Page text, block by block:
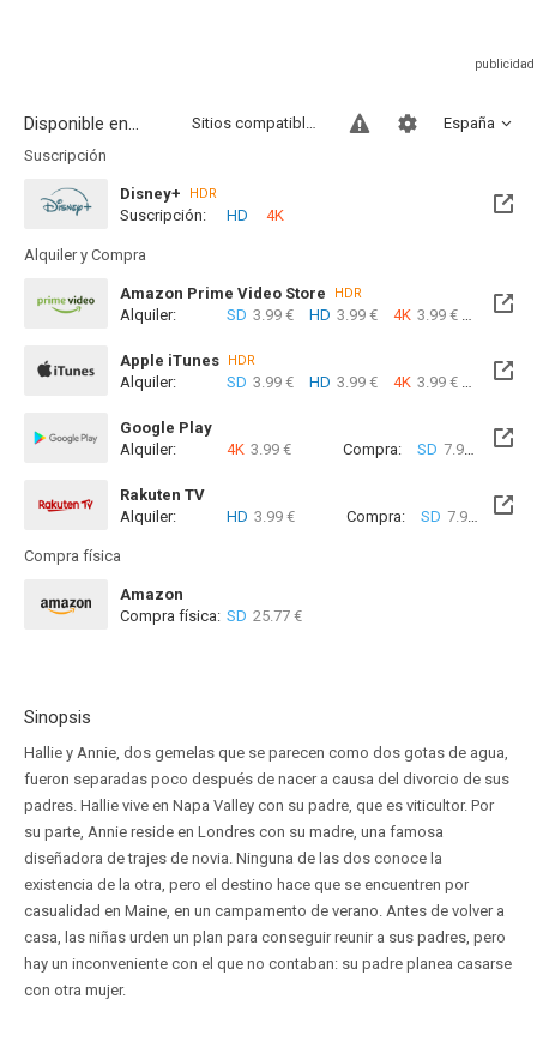
Disponible en... España
Sitios compatibles
Suscripción
Disney+ HDR
Suscripción: HD 4K
Alquiler y Compra
Amazon Prime Video Store HDR
Alquiler: SD 3.99 € HD 3.99 € 4K 3.99 €
Apple iTunes HDR
Alquiler: SD 3.99 € HD 3.99 € 4K 3.99 €
Google Play
Alquiler:
4K 3.99 € Compra: SD 7.99 € 4K
Rakuten TV
Alquiler:
HD 3.99 € Compra: SD 7.99 € HD
Compra física
Amazon
Compra física: SD 25.77 €
Sinopsis
Hallie y Annie, dos gemelas que se parecen como dos gotas de agua,
fueron separadas poco después de nacer a causa del divorcio de sus
padres. Hallie vive en Napa Valley con su padre, que es viticultor. Por
su parte, Annie reside en Londres con su madre, una famosa
diseñadora de trajes de novia. Ninguna de las dos conoce la
existencia de la otra, pero el destino hace que se encuentren por
casualidad en Maine, en un campamento de verano. Antes de volver a
casa, las niñas urden un plan para conseguir reunir a sus padres, pero
hay un inconveniente con el que no contaban: su padre planea casarse
con otra mujer.